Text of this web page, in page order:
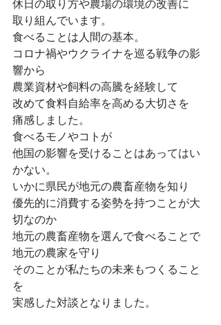
休日の取り方や農場の環境の改善に
取り組んでいます。
食べることは人間の基本。
コロナ禍やウクライナを巡る戦争の影
響から
農業資材や飼料の高騰を経験して
改めて食料自給率を高める大切さを
痛感しました。
食べるモノやコトが
他国の影響を受けることはあってはい
かない。
いかに県民が地元の農畜産物を知り
優先的に消費する姿勢を持つことが大
切なのか
地元の農畜産物を選んで食べることで
地元の農家を守り
そのことが私たちの未来もつくること
を
実感した対談となりました。